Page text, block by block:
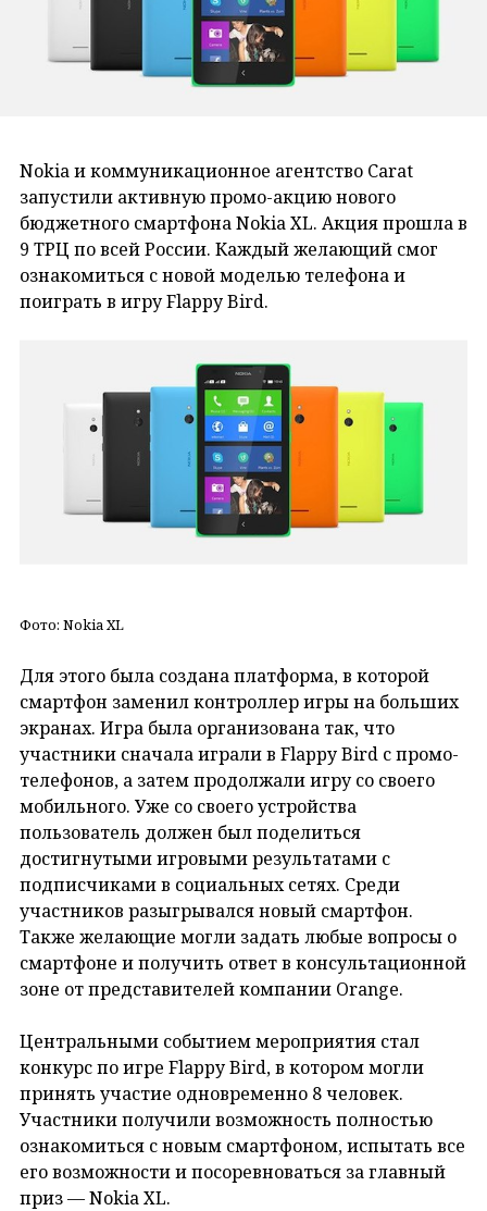
Nokia и коммуникационное агентство Carat
запустили активную промо-акцию нового
бюджетного смартфона Nokia XL. Акция прошла в
9 ТРЦ по всей России. Каждый желающий смог
ознакомиться с новой моделью телефона и
поиграть в игру Flappy Bird.
Фото: Nokia XL
Для этого была создана платформа, в которой
смартфон заменил контроллер игры на больших
экранах. Игра была организована так, что
участники сначала играли в Flappy Bird с промо-
телефонов, а затем продолжали игру со своего
мобильного. Уже со своего устройства
пользователь должен был поделиться
достигнутыми игровыми результатами с
подписчиками в социальных сетях. Среди
участников разыгрывался новый смартфон.
Также желающие могли задать любые вопросы о
смартфоне и получить ответ в консультационной
зоне от представителей компании Orange.
Центральными событием мероприятия стал
конкурс по игре Flappy Bird, в котором могли
принять участие одновременно 8 человек.
Участники получили возможность полностью
ознакомиться с новым смартфоном, испытать все
его возможности и посоревноваться за главный
приз — Nokia XL.